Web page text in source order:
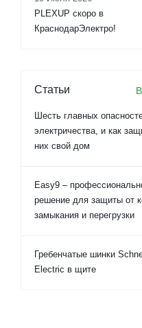
PLEXUP скоро в
КраснодарЭлектро!
Статьи
Шесть главных
электричества, и как
них свой дом
Easy9 –
решение для защиты от
замыкания и перегрузки
Гребенчатые шинки
Electric в щите